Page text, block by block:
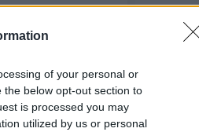
of your personal or
below opt-out section to
is processed you may
utilized by us or personal